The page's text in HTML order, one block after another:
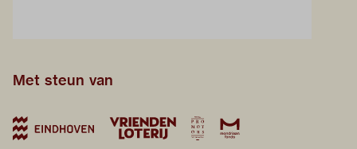
Met steun van